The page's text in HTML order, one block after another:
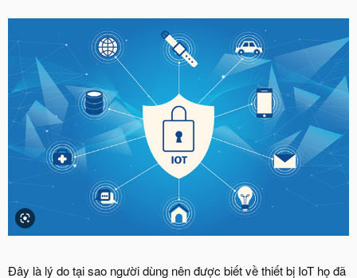
Đây là lý do tại sao người dùng nên được biết về thiết bị IoT họ đã